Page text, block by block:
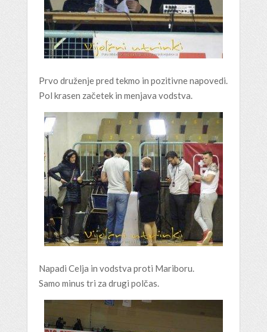
Prvo druženje pred tekmo in pozitivne napovedi.
Pol krasen začetek in menjava vodstva.
Napadi Celja in vodstva proti Mariboru.
Samo minus tri za drugi polčas.